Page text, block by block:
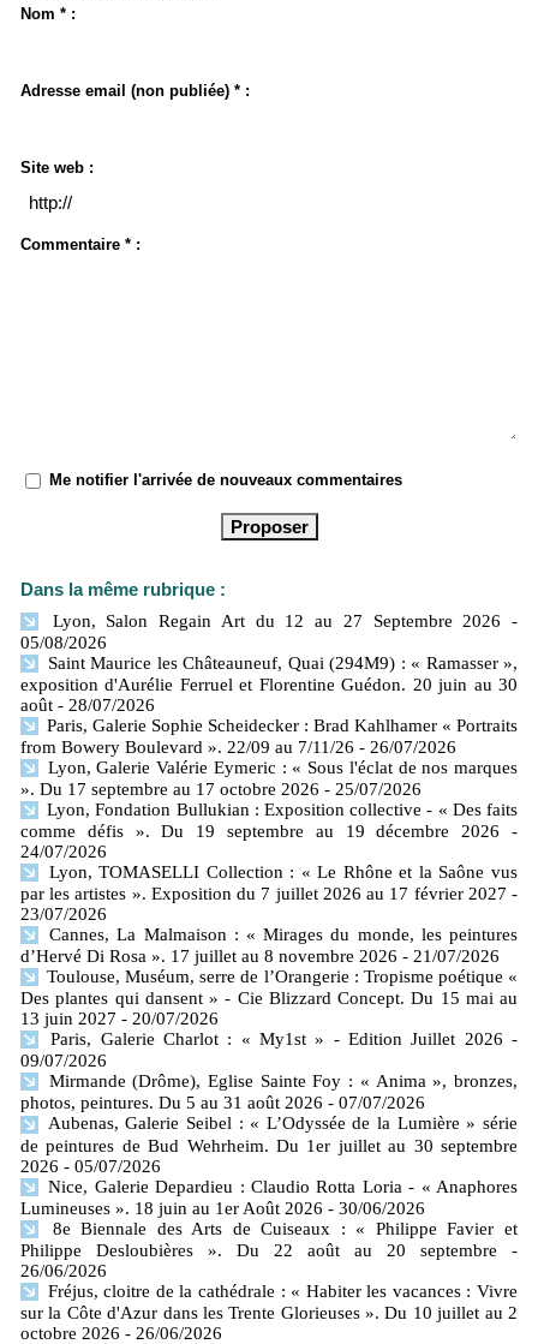
Nom * :
Adresse email (non publiée) * :
Site web :
Commentaire * :
Me notifier l'arrivée de nouveaux commentaires
Dans la même rubrique :
Lyon, Salon Regain Art du 12 au 27 Septembre 2026
-
05/08/2026
Saint Maurice les Châteauneuf, Quai (294M9) : « Ramasser »,
exposition d'Aurélie Ferruel et Florentine Guédon. 20 juin au 30
août - 28/07/2026
Paris, Galerie Sophie Scheidecker : Brad Kahlhamer « Portraits
from Bowery Boulevard ». 22/09 au 7/11/26 - 26/07/2026
Lyon, Galerie Valérie Eymeric : « Sous l'éclat de nos marques
». Du 17 septembre au 17 octobre 2026 - 25/07/2026
Lyon, Fondation Bullukian : Exposition collective - « Des faits
comme défis ». Du 19 septembre au 19 décembre 2026
-
24/07/2026
Lyon, TOMASELLI Collection : « Le Rhône et la Saône vus
par les artistes ». Exposition du 7 juillet 2026 au 17 février 2027 -
23/07/2026
Cannes, La Malmaison : « Mirages du monde, les peintures
d’Hervé Di Rosa ». 17 juillet au 8 novembre 2026 - 21/07/2026
Toulouse, Muséum, serre de l’Orangerie : Tropisme poétique «
Des plantes qui dansent » - Cie Blizzard Concept. Du 15 mai au
13 juin 2027 - 20/07/2026
Paris, Galerie Charlot : « My1st » - Edition Juillet 2026 -
09/07/2026
Mirmande (Drôme), Eglise Sainte Foy : « Anima », bronzes,
photos, peintures. Du 5 au 31 août 2026 - 07/07/2026
Aubenas, Galerie Seibel : « L’Odyssée de la Lumière » série
de peintures de Bud Wehrheim. Du 1er juillet au 30 septembre
2026 - 05/07/2026
Nice, Galerie Depardieu : Claudio Rotta Loria - « Anaphores
Lumineuses ». 18 juin au 1er Août 2026 - 30/06/2026
8e Biennale des Arts de Cuiseaux : « Philippe Favier et
Philippe Desloubières ». Du 22 août au 20 septembre
-
26/06/2026
Fréjus, cloitre de la cathédrale : « Habiter les vacances : Vivre
sur la Côte d'Azur dans les Trente Glorieuses ». Du 10 juillet au 2
octobre 2026 - 26/06/2026